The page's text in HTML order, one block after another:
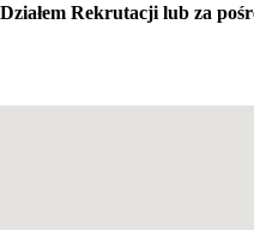
Rekrutacji lub za